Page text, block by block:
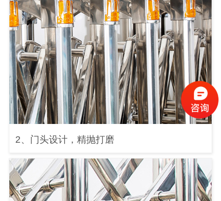
2、门头设计，精抛打磨